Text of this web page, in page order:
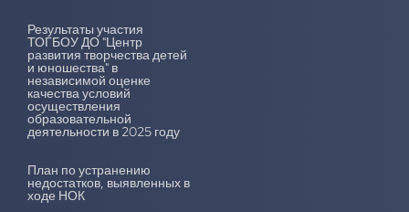
Результаты участия
ТОГБОУ ДО "Центр
развития творчества детей
и юношества" в
независимой оценке
качества условий
осуществления
образовательной
деятельности в 2025 году
План по устранению
недостатков, выявленных в
ходе НОК